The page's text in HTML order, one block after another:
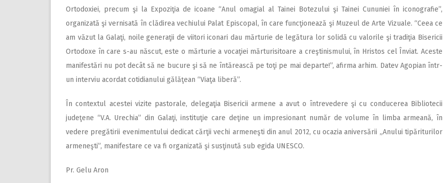
Ortodoxiei, precum şi la Expoziţia de icoane “Anul omagial al Tainei Botezului şi Tainei Cununiei în iconografie”,
organizată şi vernisată în clădirea vechiului Palat Episcopal, în care funcţionează şi Muzeul de Arte Vizuale. “Ceea ce
am văzut la Galaţi, noile generaţii de viitori iconari dau mărturie de legătura lor solidă cu valorile şi tradiţia Bisericii
Ortodoxe în care s-au născut, este o mărturie a vocaţiei mărturisitoare a creştinismului, în Hristos cel Înviat. Aceste
manifestări nu pot decât să ne bucure şi să ne întărească pe toţi pe mai departe!”, afirma arhim. Datev Agopian într-
un interviu acordat cotidianului gălăţean “Viaţa liberă”.
În contextul acestei vizite pastorale, delegaţia Bisericii armene a avut o întrevedere şi cu conducerea Bibliotecii
judeţene “V.A. Urechia” din Galaţi, instituţie care deţine un impresionant număr de volume în limba armeană, în
vedere pregătirii evenimentului dedicat cărţii vechi armeneşti din anul 2012, cu ocazia aniversării „Anului tipăriturilor
armeneşti”, manifestare ce va fi organizată şi susţinută sub egida UNESCO.
Pr. Gelu Aron